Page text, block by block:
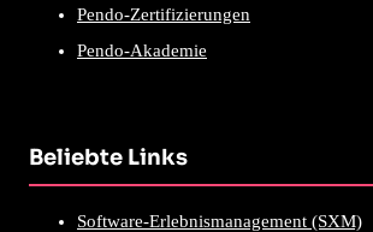
Pendo-Zertifizierungen
Pendo-Akademie
Beliebte Links
Software-Erlebnismanagement (SXM)